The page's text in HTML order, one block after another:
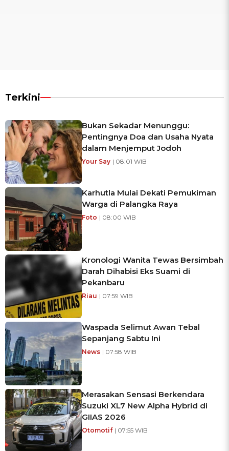
Terkini
Bukan Sekadar Menunggu:
Pentingnya Doa dan Usaha Nyata
dalam Menjemput Jodoh
Your Say | 08:01 WIB
Karhutla Mulai Dekati Pemukiman
Warga di Palangka Raya
Foto | 08:00 WIB
Kronologi Wanita Tewas Bersimbah
Darah Dihabisi Eks Suami di
Pekanbaru
Riau | 07:59 WIB
Waspada Selimut Awan Tebal
Sepanjang Sabtu Ini
News | 07:58 WIB
Merasakan Sensasi Berkendara
Suzuki XL7 New Alpha Hybrid di
GIIAS 2026
Otomotif | 07:55 WIB